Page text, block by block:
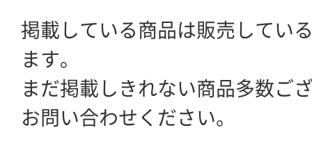
掲載している商品は販売してい
ます。
まだ掲載しきれない商品多数ご
お問い合わせください。